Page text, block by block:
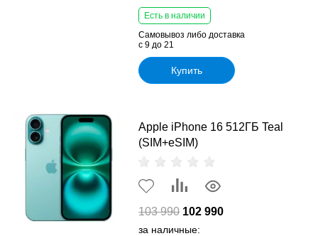
Есть в наличии
Самовывоз либо доставка
с 9 до 21
Купить
Apple iPhone 16 512ГБ Teal
(SIM+eSIM)
103 990 102 990
за наличные: